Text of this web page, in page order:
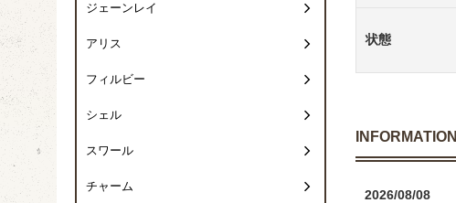
状態
INFORMATION
2026/08/08
ジェーンレイ
アリス
フィルビー
シェル
スワール
チャーム